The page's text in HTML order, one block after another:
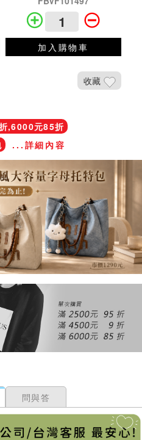
加入購物車
收藏
,6000元85折
...詳細內容
問與答